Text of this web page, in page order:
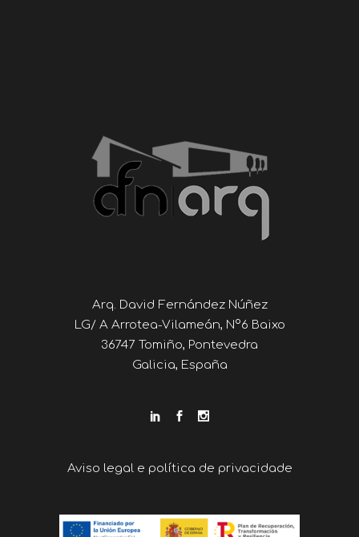
Arq. David Fernández Núñez
LG/ A Arrotea-Vilameán, Nº6 Baixo
36747 Tomiño, Pontevedra
Galicia, España
Aviso legal e política de privacidade